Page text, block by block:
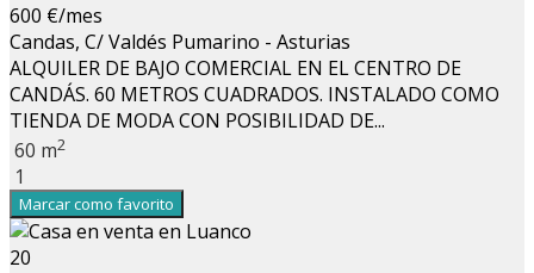
600 €/mes
Candas, C/ Valdés Pumarino - Asturias
ALQUILER DE BAJO COMERCIAL EN EL CENTRO DE
CANDÁS. 60 METROS CUADRADOS. INSTALADO COMO
TIENDA DE MODA CON POSIBILIDAD DE...
60 m2
1
Marcar como favorito
20